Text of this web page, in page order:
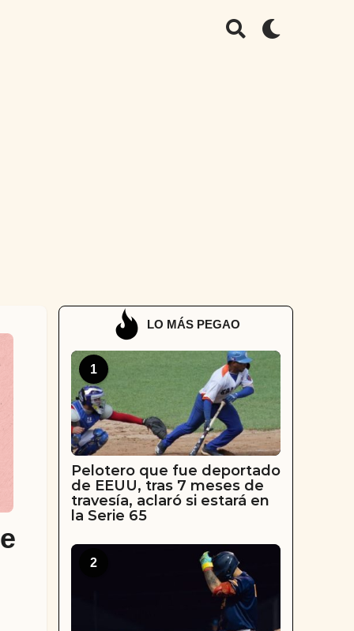
LO MÁS PEGAO
1
Pelotero que fue deportado
de EEUU, tras 7 meses de
travesía, aclaró si estará en
la Serie 65
2